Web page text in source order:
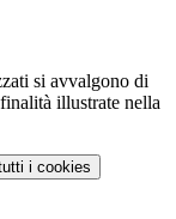
si avvalgono di
illustrate nella
i cookies